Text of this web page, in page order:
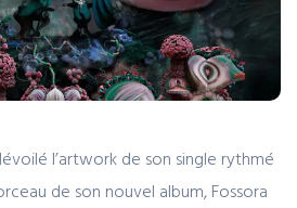
l’artwork de son single rythmé
de son nouvel album, Fossora